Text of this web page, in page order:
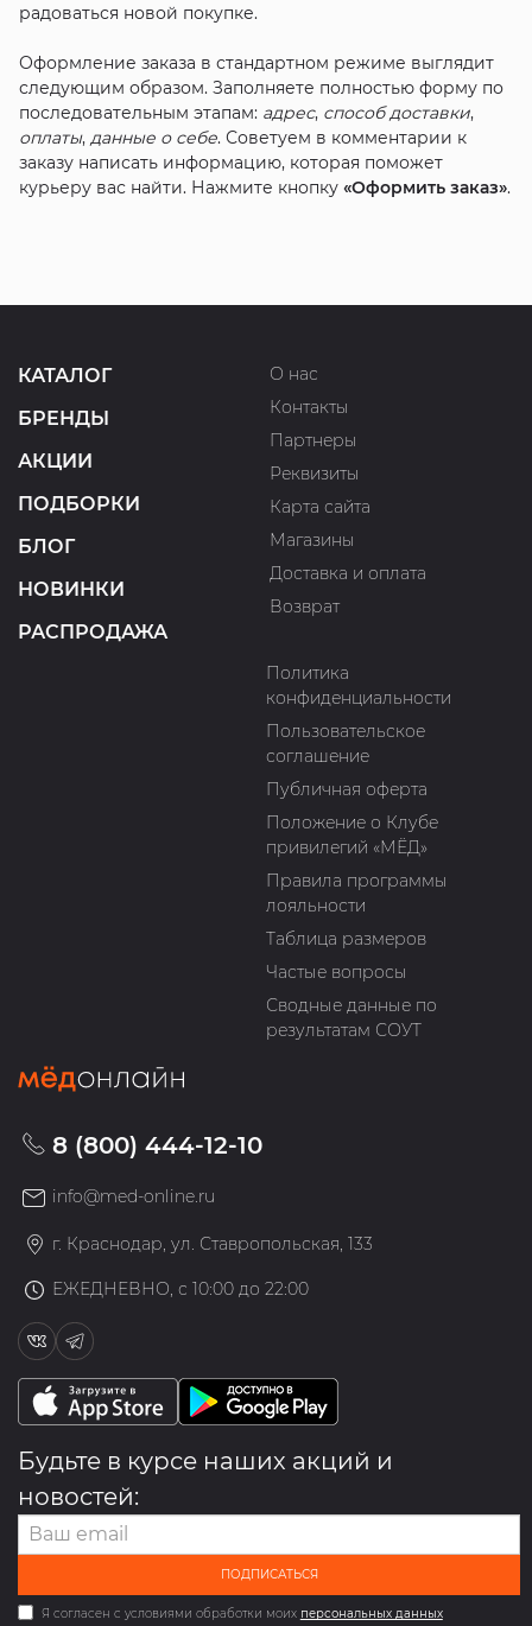
радоваться новой покупке.
Оформление заказа в стандартном режиме выглядит
следующим образом. Заполняете полностью форму по
последовательным этапам: адрес, способ доставки,
оплаты, данные о себе. Советуем в комментарии к
заказу написать информацию, которая поможет
курьеру вас найти. Нажмите кнопку «Оформить заказ».
КАТАЛОГ
БРЕНДЫ
АКЦИИ
ПОДБОРКИ
БЛОГ
НОВИНКИ
РАСПРОДАЖА
О нас
Контакты
Партнеры
Реквизиты
Карта сайта
Магазины
Доставка и оплата
Возврат
Политика
конфиденциальности
Пользовательское
соглашение
Публичная оферта
Положение о Клубе
привилегий «МЁД»
Правила программы
лояльности
Таблица размеров
Частые вопросы
Сводные данные по
результатам СОУТ
8 (800) 444-12-10
info@med-online.ru
г. Краснодар, ул. Ставропольская, 133
ЕЖЕДНЕВНО, с 10:00 до 22:00
Будьте в курсе наших акций и
новостей:
ПОДПИСАТЬСЯ
Я согласен с условиями обработки моих персональных данных